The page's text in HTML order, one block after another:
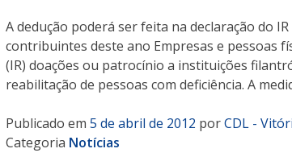
A dedução poderá ser feita na declaração do
contribuintes deste ano Empresas e pessoas
(IR) doações ou patrocínio a instituições
reabilitação de pessoas com deficiência. A
Publicado em 5 de abril de 2012 porCDL -
Categoria Notícias